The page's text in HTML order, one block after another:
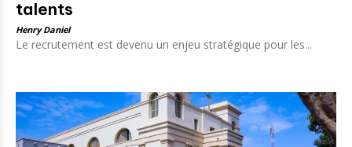
talents
Henry Daniel
Le recrutement est devenu un enjeu stratégique pour les...